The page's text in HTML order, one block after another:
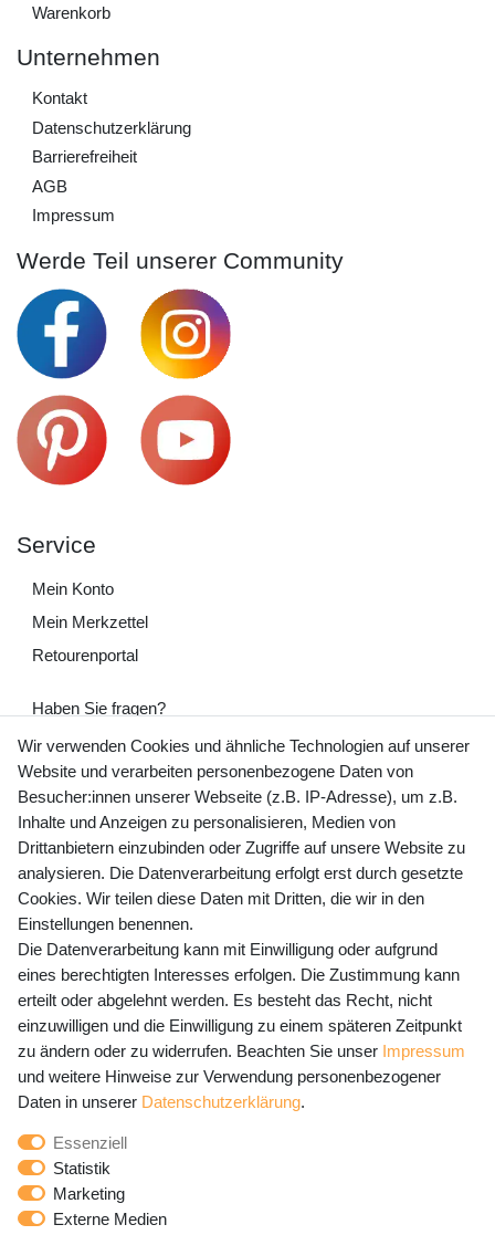
Warenkorb
Unternehmen
Kontakt
Daten­schutz­erklärung
Barrierefreiheit
AGB
Impressum
Werde Teil unserer Community
Service
Mein Konto
Mein Merkzettel
Retourenportal
Haben Sie fragen?
+49 (0) 35243 460 400
Mo-Fr 9-15 Uhr
shop@banjado.com
Preisangaben inkl. gesetzl. MwSt. und zzgl. Service- und
Versandkosten
Newsletter Anmeldung - Keine Angebote
mehr verpassen!
E-MAIL **
Newsletter
Honig
Hiermit bestätige ich, dass ich die
gelesen habe. Meine Einwilligung kann ich jederzeit
widerrufen.**
Wir verwenden Cookies und ähnliche Technologien auf unserer
Website und verarbeiten personenbezogene Daten von
Besucher:innen unserer Webseite (z.B. IP-Adresse), um z.B.
Inhalte und Anzeigen zu personalisieren, Medien von
Drittanbietern einzubinden oder Zugriffe auf unsere Website zu
analysieren. Die Datenverarbeitung erfolgt erst durch gesetzte
Cookies. Wir teilen diese Daten mit Dritten, die wir in den
Einstellungen benennen.
Die Datenverarbeitung kann mit Einwilligung oder aufgrund
eines berechtigten Interesses erfolgen. Die Zustimmung kann
erteilt oder abgelehnt werden. Es besteht das Recht, nicht
einzuwilligen und die Einwilligung zu einem späteren Zeitpunkt
zu ändern oder zu widerrufen. Beachten Sie unser Impressum
und weitere Hinweise zur Verwendung personenbezogener
Daten in unserer Daten­schutz­erklärung.
Essenziell
Statistik
Marketing
Externe Medien